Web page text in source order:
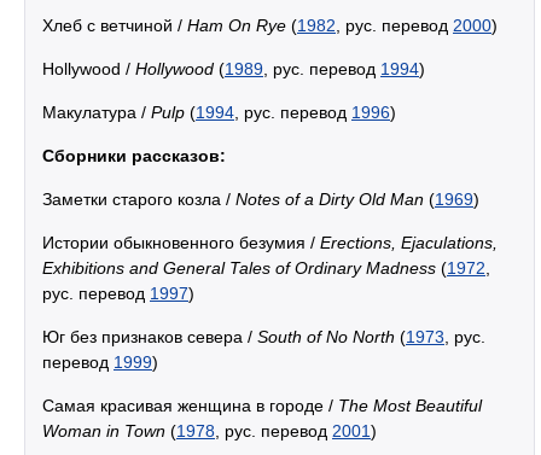
Хлеб с ветчиной / Ham On Rye (1982 , рус. перевод 2000)
Hollywood / Hollywood (1989 , рус. перевод 1994)
Макулатура / Pulp (1994 , рус. перевод 1996)
Сборники рассказов:
Заметки старого козла / Notes of a Dirty Old Man (1969)
Истории обыкновенного безумия / Erections, Ejaculations,
Exhibitions and General Tales of Ordinary Madness (1972
рус. перевод 1997)
Юг без признаков севера / South of No North (1973 , рус.
перевод 1999)
Самая красивая женщина в городе / The Most Beautiful
Woman in Town (1978 , рус. перевод 2001)